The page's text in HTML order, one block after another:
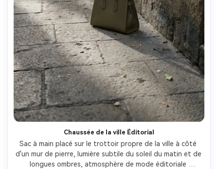
Chaussée de la ville Éditorial
Sac à main placé sur le trottoir propre de la ville à côté
d'un mur de pierre, lumière subtile du soleil du matin et de
longues ombres, atmosphère de mode éditoriale